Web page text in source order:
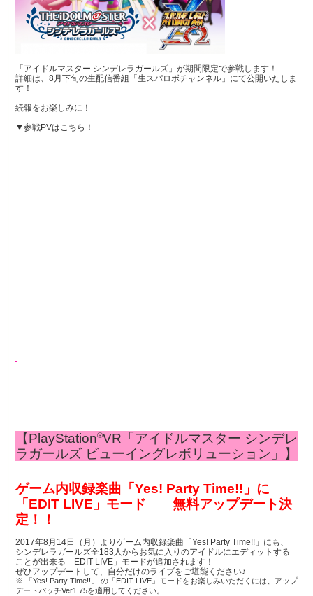
「アイドルマスター シンデレラガールズ」が期間限定で参戦します！
詳細は、8月下旬の生配信番組「生スパロボチャンネル」にて公開いたしま
す！
続報をお楽しみに！
▼参戦PVはこちら！
【PlayStation®VR「アイドルマスター シンデレ
ラガールズ ビューイングレボリューション」】
ゲーム内収録楽曲「Yes! Party Time!!」に
「EDIT LIVE」モード 無料アップデート決
定！！
2017年8月14日（月）よりゲーム内収録楽曲「Yes! Party Time!!」にも、
シンデレラガールズ全183人からお気に入りのアイドルにエディットする
ことが出来る「EDIT LIVE」モードが追加されます！
ぜひアップデートして、自分だけのライブをご堪能ください♪
※ 「Yes! Party Time!!」 の「EDIT LIVE」モードをお楽しみいただくには、アップ
デートパッチVer1.75を適用してください。